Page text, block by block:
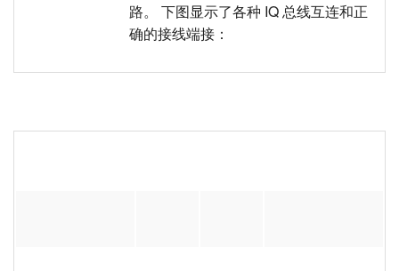
路。 下图显示了各种 IQ 总线互连和正
确的接线端接：